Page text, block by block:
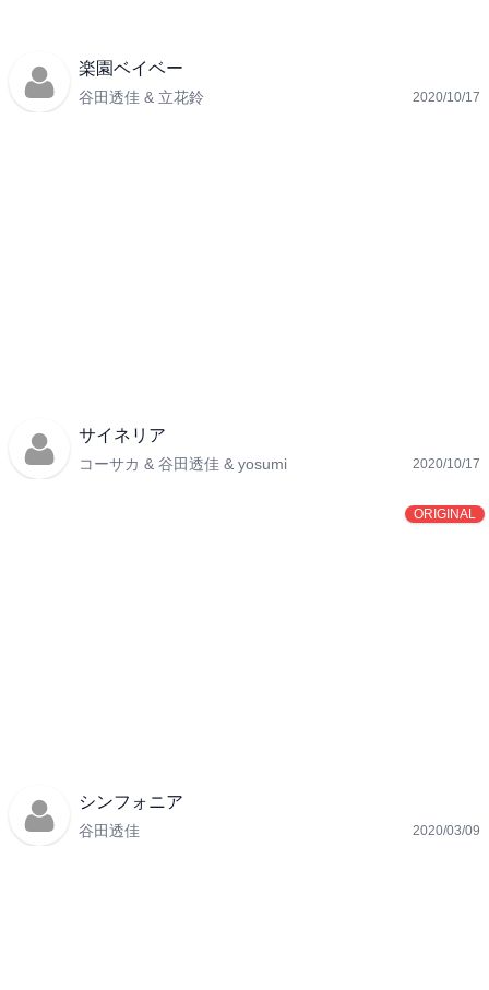
楽園ベイベー
谷田透佳 & 立花鈴 2020/10/17
サイネリア
コーサカ & 谷田透佳 & yosumi 2020/10/17
ORIGINAL
シンフォニア
谷田透佳 2020/03/09